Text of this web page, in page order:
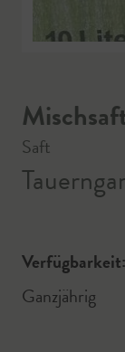
Saft
Verfügbarkeit:
Ganzjährig